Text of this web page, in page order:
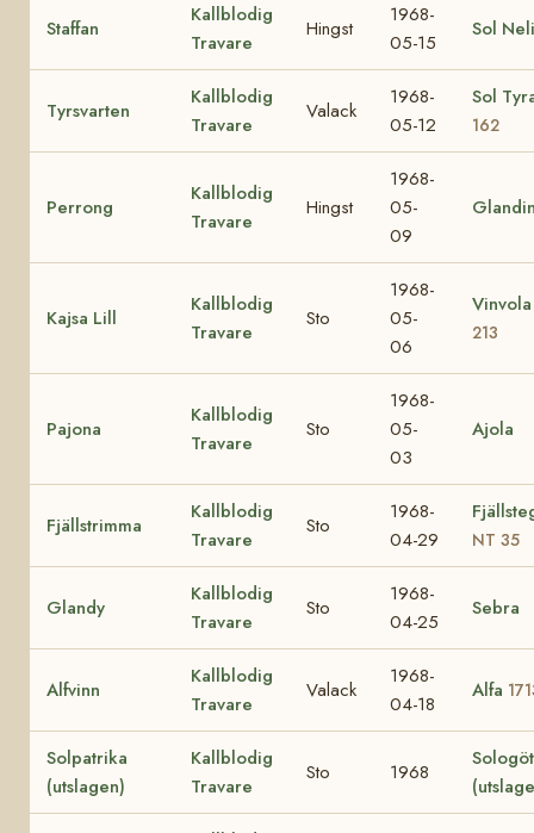
Staffan
Kallblodig
Travare
Hingst
1968-
05-15
Sol Neli
Tyrsvarten
Kallblodig
Travare
Valack
1968-
05-12
Sol
162
Perrong
Kallblodig
Travare
Hingst
1968-
05-
09
Kajsa Lill
Kallblodig
Travare
Sto
1968-
05-
06
213
Pajona
Kallblodig
Travare
Sto
1968-
05-
03
Ajola
Fjällstrimma
Kallblodig
Travare
Sto
1968-
04-29
NT 35
Glandy
Kallblodig
Travare
Sto
1968-
04-25
Sebra
Alfvinn
Kallblodig
Travare
Valack
1968-
04-18
Alfa
Solpatrika
(utslagen)
Kallblodig
Travare
Sto 1968